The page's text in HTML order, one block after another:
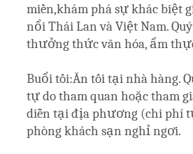
miền,khám phá sự khác biệt
nổi Thái Lan và Việt Nam.
thưởng thức văn hóa, ẩm
Buổi tối:Ăn tối tại nhà hàng.
tự do tham quan hoặc tham
diễn tại địa phương (chi phí
phòng khách sạn nghỉ ngơi.